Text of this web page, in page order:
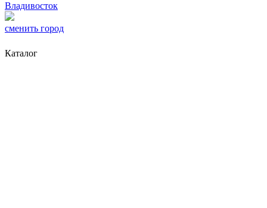
Владивосток
сменить город
Каталог